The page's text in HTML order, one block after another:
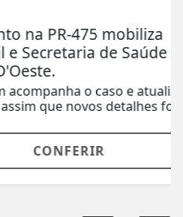
475 mobiliza
de Saúde em
o caso e atualizará as
detalhes forem...